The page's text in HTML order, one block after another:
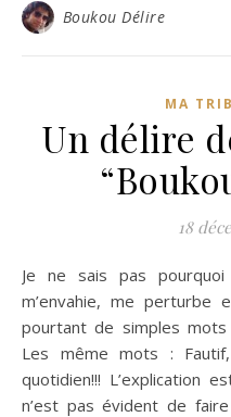
Boukou Délire
MA
Un délire
18
Je ne sais pas pourquoi une telle chanson m’inspire,
m’envahie, me
pourtant de simples
Les même mots :
quotidien!!! L’explication
n’est pas évident de